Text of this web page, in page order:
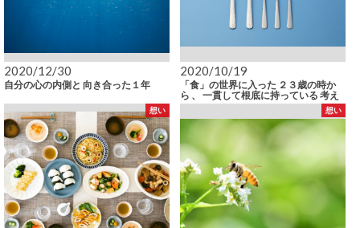
2020/12/30
自分の心の内側と 向き合った１年
2020/10/19
「食」の世界に入った ２３歳の時か
ら 、 一貫して根底に持っている 考え
想い 想い